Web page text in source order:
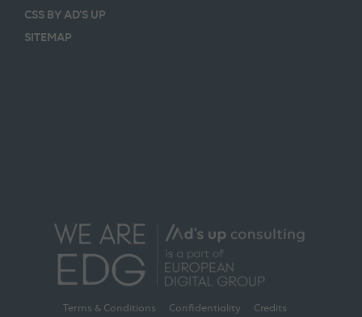
CSS BY AD’S UP
SITEMAP
Terms & Conditions Confidentiality Credits